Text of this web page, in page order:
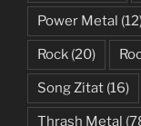
Power Metal
Rock (20)
Song Zitat (16)
Thrash Metal